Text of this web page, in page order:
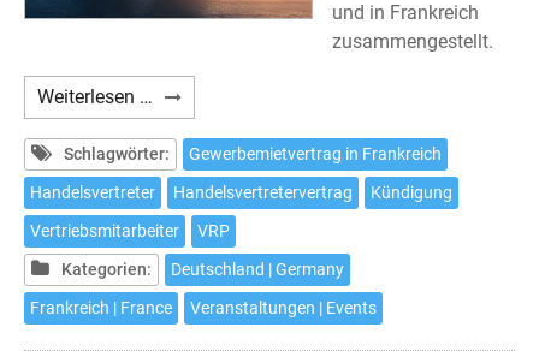
und in Frankreich
zusammengestellt.
Weiterlesen … Webinar-
Programm
im
Februar
Schlagwörter:
Gewerbemietvertrag in Frankreich
Handelsvertreter
Handelsvertretervertrag
Kündigung
Vertriebsmitarbeiter
VRP
Kategorien:
Deutschland | Germany
Frankreich | France
Veranstaltungen | Events